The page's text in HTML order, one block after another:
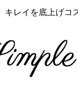
キレイを底上げコ